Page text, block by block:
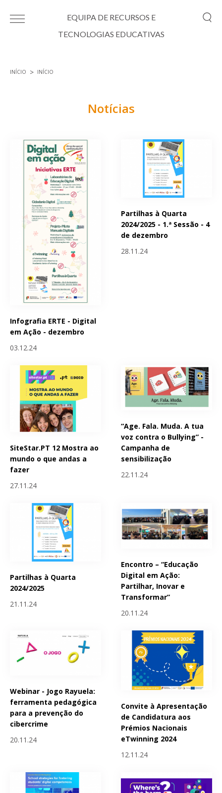
EQUIPA DE RECURSOS E
TECNOLOGIAS EDUCATIVAS
INÍCIO INÍCIO
Notícias
Infografia ERTE - Digital
em Ação - dezembro
03.12.24
Partilhas à Quarta
2024/2025 - 1.ª Sessão - 4
de dezembro
28.11.24
SiteStar.PT 12 Mostra ao
mundo o que andas a
fazer
27.11.24
“Age. Fala. Muda. A tua
voz contra o Bullying” -
Campanha de
sensibilização
22.11.24
Partilhas à Quarta
2024/2025
21.11.24
Encontro – “Educação
Digital em Ação:
Partilhar, Inovar e
Transformar”
20.11.24
Webinar - Jogo Rayuela:
ferramenta pedagógica
para a prevenção do
cibercrime
20.11.24
Convite à Apresentação
de Candidatura aos
Prémios Nacionais
eTwinning 2024
12.11.24
Páginas